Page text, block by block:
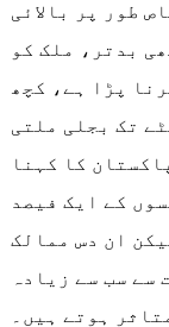
طور پر بالائی
بدتر، ملک کو
پڑا ہے، کچھ
تک بجلی ملتی
پاکستان کا کہنا
کے ایک فیصد
ان دس ممالک
سے سب سے زیادہ
ہوتے ہیں۔